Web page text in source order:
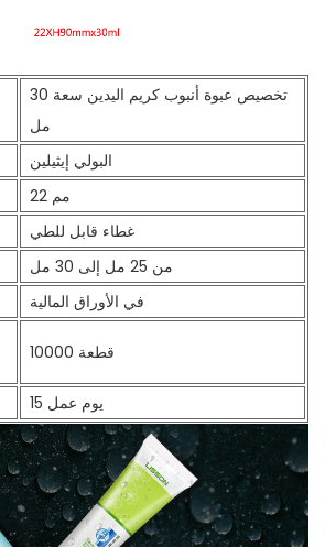
تخصيص عبوة أنبوب كريم اليدين سعة 30
مل
البولي إيثيلين
22 مم
غطاء قابل للطي
من 25 مل إلى 30 مل
في الأوراق المالية
10000 قطعة
15 يوم عمل